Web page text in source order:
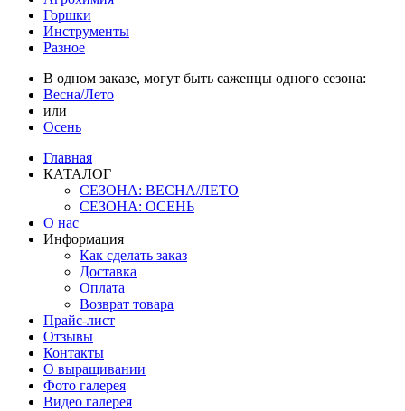
Горшки
Инструменты
Разное
В одном заказе, могут быть саженцы одного сезона:
Весна/Лето
или
Осень
Главная
КАТАЛОГ
СЕЗОНА: ВЕСНА/ЛЕТО
СЕЗОНА: ОСЕНЬ
О нас
Информация
Как сделать заказ
Доставка
Оплата
Возврат товара
Прайс-лист
Отзывы
Контакты
О выращивании
Фото галерея
Видео галерея